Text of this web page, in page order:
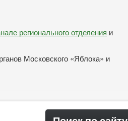
регионального отделения и
Московского «Яблока» и